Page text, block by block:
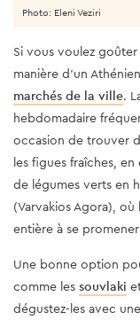
Si vous voulez
manière d’un
marchés de la ville.
hebdomadaire
occasion de trouver
les figues fraîches,
de légumes verts en
(Varvakios Agora),
entière à se
Une bonne option
comme les souvlaki
dégustez-les avec
Photo: Eleni Veziri